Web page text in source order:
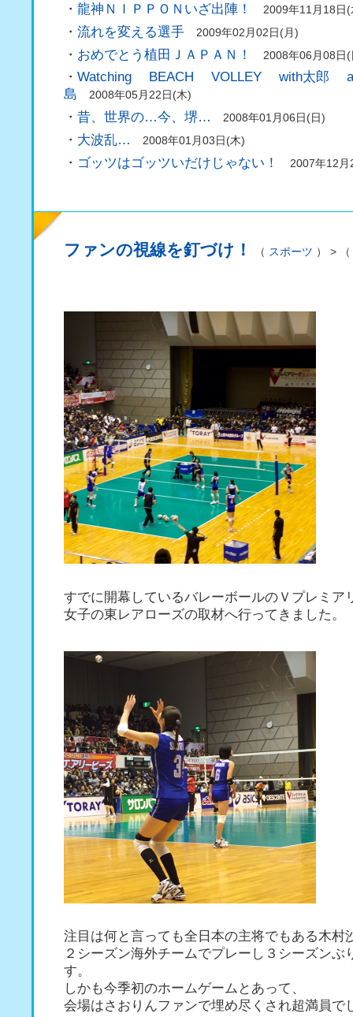
・ 龍神ＮＩＰＰＯＮいざ出陣！ 2009年11月18日(
・ 流れを変える選手 2009年02月02日(月)
・ おめでとう植田ＪＡＰＡＮ！ 2008年06月08日(
・ Watching BEACH VOLLEY with太郎
島
2008年05月22日(木)
・ 昔、世界の…今、堺… 2008年01月06日(日)
・ 大波乱… 2008年01月03日(木)
・ ゴッツはゴッツいだけじゃない！ 2007年12
ファンの視線を釘づけ！ （ スポーツ ） > （
すでに開幕しているバレーボールのＶプレミア
女子の東レアローズの取材へ行ってきました。
注目は何と言っても全日本の主将でもある木村
２シーズン海外チームでプレーし３シーズンぶ
す。
しかも今季初のホームゲームとあって、
会場はさおりんファンで埋め尽くされ超満員で